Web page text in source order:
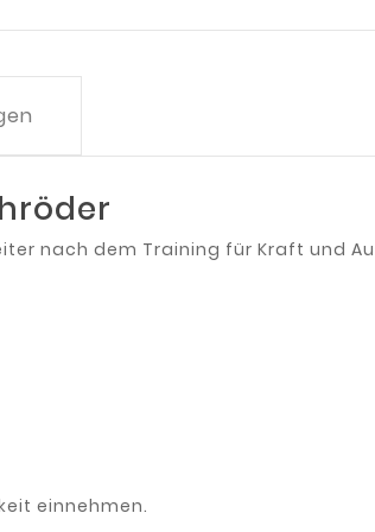
nach dem Training für Kraft und
einnehmen.